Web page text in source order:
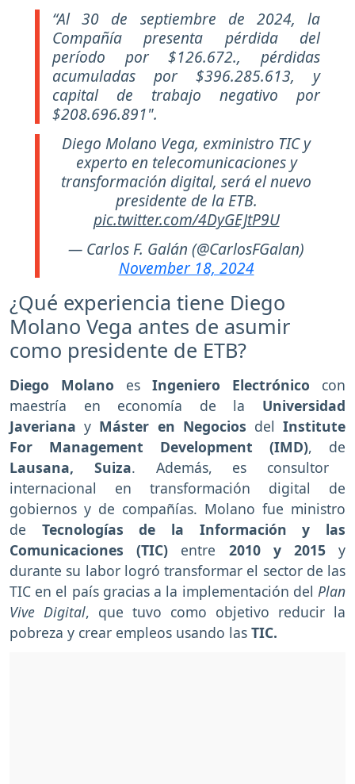
“Al 30 de septiembre de 2024, la
Compañía presenta pérdida del
período por $126.672., pérdidas
acumuladas por $396.285.613, y
capital de trabajo negativo por
$208.696.891".
Diego Molano Vega, exministro TIC y
experto en telecomunicaciones y
transformación digital, será el nuevo
presidente de la ETB.
pic.twitter.com/4DyGEJtP9U
— Carlos F. Galán (@CarlosFGalan)
November 18, 2024
¿Qué experiencia tiene Diego
Molano Vega antes de asumir
como presidente de ETB?
Diego Molano es Ingeniero Electrónico con
maestría en economía de la Universidad
Javeriana y Máster en Negocios del Institute
For Management Development (IMD), de
Lausana, Suiza. Además, es consultor
internacional en transformación digital de
gobiernos y de compañías. Molano fue ministro
de Tecnologías de la Información y las
Comunicaciones (TIC) entre 2010 y 2015y
durante su labor logró transformar el sector de las
TIC en el país gracias a la implementación del Plan
Vive Digital, que tuvo como objetivo reducir la
pobreza y crear empleos usando las TIC.